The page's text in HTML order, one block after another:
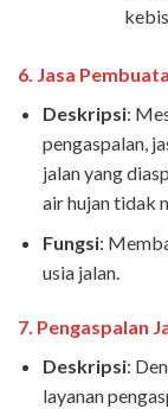
6. Jasa
Deskripsi:
pengaspalan,
jalan yang
air hujan tidak
Fungsi:
usia jalan.
7. Pengaspalan
Deskripsi:
layanan